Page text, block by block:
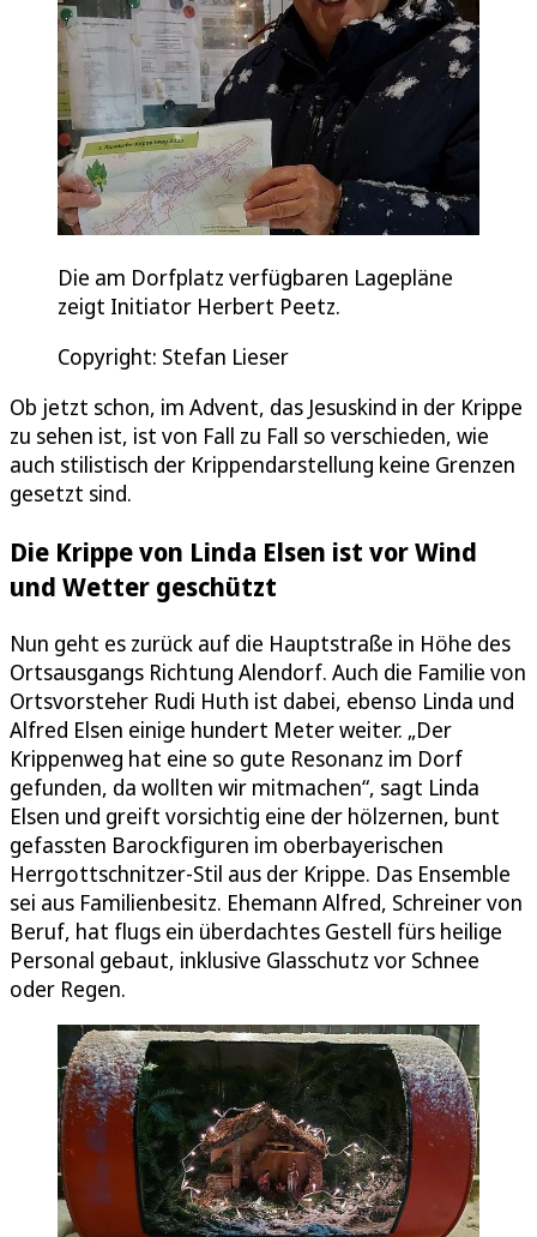
Die am Dorfplatz verfügbaren Lagepläne
zeigt Initiator Herbert Peetz.
Copyright: Stefan Lieser
Ob jetzt schon, im Advent, das Jesuskind in der Krippe
zu sehen ist, ist von Fall zu Fall so verschieden, wie
auch stilistisch der Krippendarstellung keine Grenzen
gesetzt sind.
Die Krippe von Linda Elsen ist vor Wind
und Wetter geschützt
Nun geht es zurück auf die Hauptstraße in Höhe des
Ortsausgangs Richtung Alendorf. Auch die Familie von
Ortsvorsteher Rudi Huth ist dabei, ebenso Linda und
Alfred Elsen einige hundert Meter weiter. „Der
Krippenweg hat eine so gute Resonanz im Dorf
gefunden, da wollten wir mitmachen“, sagt Linda
Elsen und greift vorsichtig eine der hölzernen, bunt
gefassten Barockfiguren im oberbayerischen
Herrgottschnitzer-Stil aus der Krippe. Das Ensemble
sei aus Familienbesitz. Ehemann Alfred, Schreiner von
Beruf, hat flugs ein überdachtes Gestell fürs heilige
Personal gebaut, inklusive Glasschutz vor Schnee
oder Regen.